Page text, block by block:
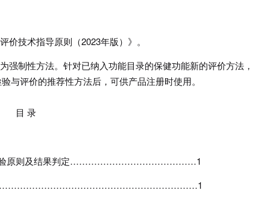
价技术指导原则（2023年版）》。
强制性方法。针对已纳入功能目录的保健功能新的评价方法，
与评价的推荐性方法后，可供产品注册时使用。
目 录
原则及结果判定……………………………………1